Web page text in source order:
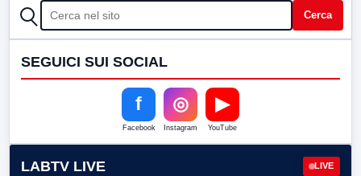
CERCA Cerca
SEGUICI SUI SOCIAL
f
Facebook
◎
Instagram
▶
YouTube
LABTV LIVE LIVE